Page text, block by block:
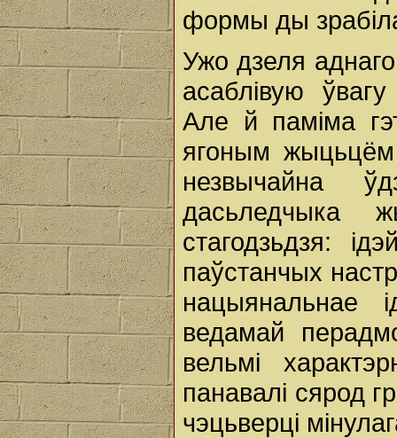
формы ды
Ужо дзеля
асаблівую
Але й паміма
ягоным жыцьцём
незвычайна
дасьледчыка
стагодзьдзя:
паўстанчых
нацыянальнае
ведамай
вельмі
панавалі сярод
чэцьверці